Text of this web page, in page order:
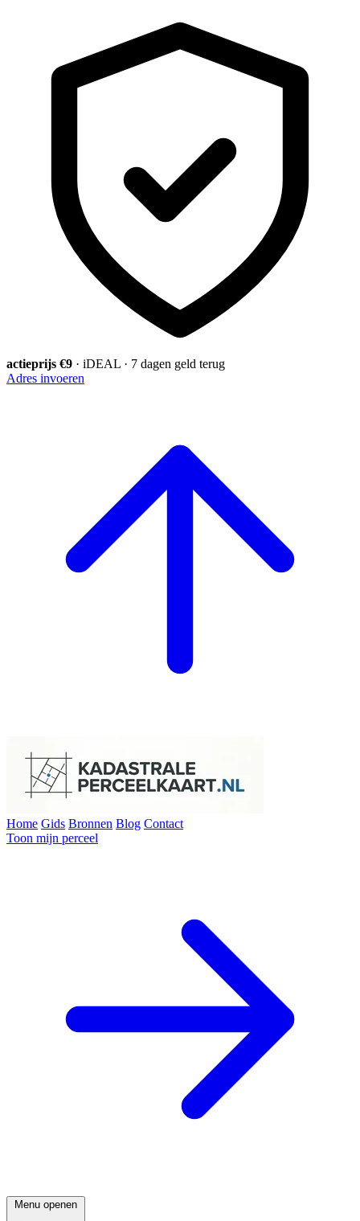
actieprijs €9 · iDEAL · 7 dagen geld terug
Adres invoeren
Home Gids Bronnen Blog Contact
Toon mijn perceel
Menu openen